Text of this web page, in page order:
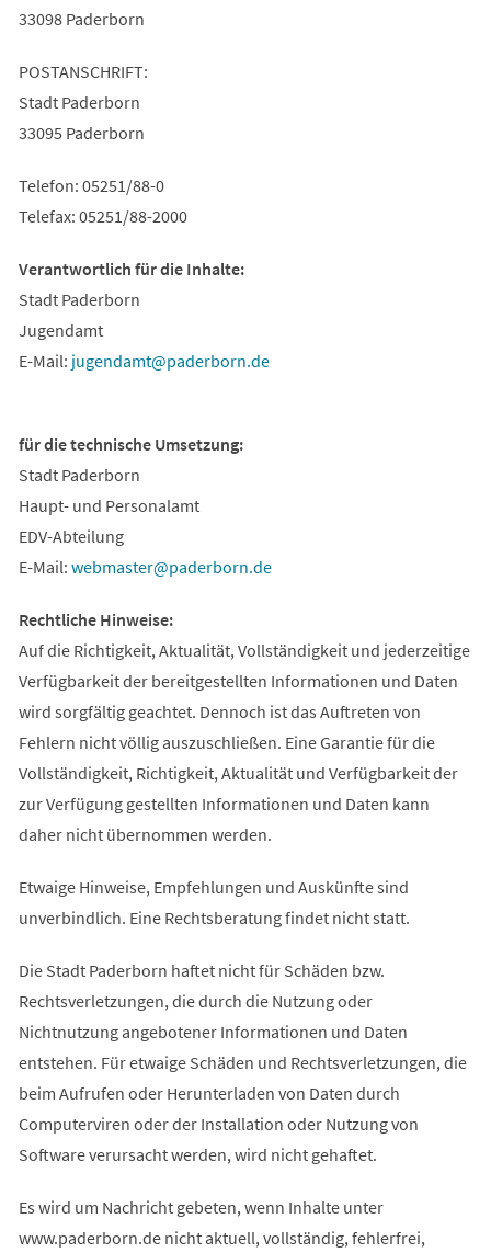
33098 Paderborn
POSTANSCHRIFT:
Stadt Paderborn
33095 Paderborn
Telefon: 05251/88-0
Telefax: 05251/88-2000
Verantwortlich für die Inhalte:
Stadt Paderborn
Jugendamt
E-Mail: jugendamt paderborn de
für die technische Umsetzung:
Stadt Paderborn
Haupt- und Personalamt
EDV-Abteilung
E-Mail: webmaster paderborn de
Rechtliche Hinweise:
Auf die Richtigkeit, Aktualität, Vollständigkeit und jederzeitige
Verfügbarkeit der bereitgestellten Informationen und Daten
wird sorgfältig geachtet. Dennoch ist das Auftreten von
Fehlern nicht völlig auszuschließen. Eine Garantie für die
Vollständigkeit, Richtigkeit, Aktualität und Verfügbarkeit der
zur Verfügung gestellten Informationen und Daten kann
daher nicht übernommen werden.
Etwaige Hinweise, Empfehlungen und Auskünfte sind
unverbindlich. Eine Rechtsberatung findet nicht statt.
Die Stadt Paderborn haftet nicht für Schäden bzw.
Rechtsverletzungen, die durch die Nutzung oder
Nichtnutzung angebotener Informationen und Daten
entstehen. Für etwaige Schäden und Rechtsverletzungen, die
beim Aufrufen oder Herunterladen von Daten durch
Computerviren oder der Installation oder Nutzung von
Software verursacht werden, wird nicht gehaftet.
Es wird um Nachricht gebeten, wenn Inhalte unter
www.paderborn.de nicht aktuell, vollständig, fehlerfrei,